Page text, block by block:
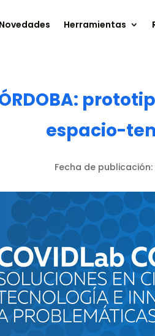
Novedades Herramientas
espacio-
Fecha de publicación: